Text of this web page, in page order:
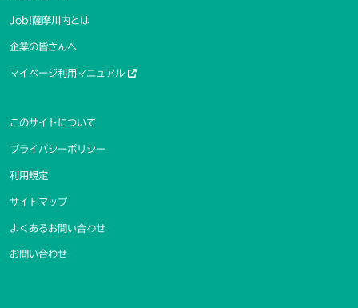
Job!薩摩川内とは
企業の皆さんへ
マイページ利用マニュアル
このサイトについて
プライバシーポリシー
利用規定
サイトマップ
よくあるお問い合わせ
お問い合わせ